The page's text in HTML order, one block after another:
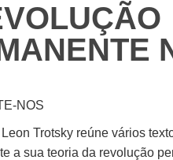
NOS
Trotsky reúne vários
a sua teoria da revolução